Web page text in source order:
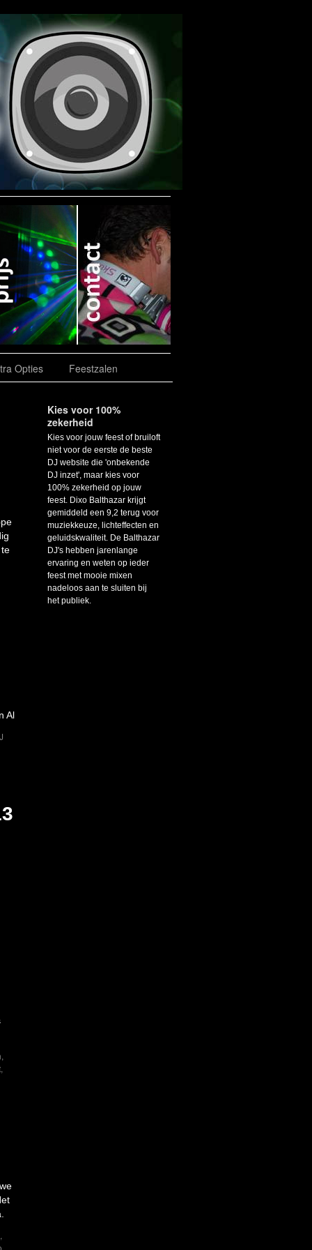
Opties Feestzalen
Kies voor 100%
zekerheid
Kies voor jouw feest of bruiloft
niet voor de eerste de beste
DJ website die 'onbekende
DJ inzet', maar kies voor
100% zekerheid op jouw
feest. Dixo Balthazar krijgt
gemiddeld een 9,2 terug voor
muziekkeuze, lichteffecten en
geluidskwaliteit. De Balthazar
DJ's hebben jarenlange
ervaring en weten op ieder
feest met mooie mixen
nadeloos aan te sluiten bij
het publiek.
Al
,
,
,
,